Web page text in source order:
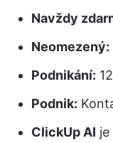
Navždy
Neomezený:
Podnikání:
Podnik:
ClickUp AI